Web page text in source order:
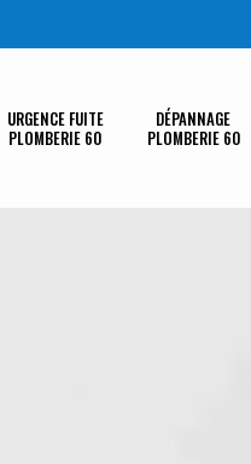
URGENCE FUITE
PLOMBERIE 60
DÉPANNAGE
PLOMBERIE 60